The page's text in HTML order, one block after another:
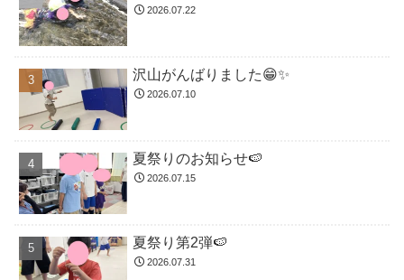
2026.07.22
沢山がんばりました😁✨
2026.07.10
夏祭りのお知らせ🍉
2026.07.15
夏祭り第2弾🍉
2026.07.31